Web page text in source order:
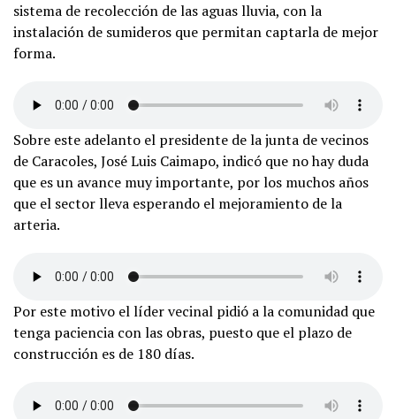
sistema de recolección de las aguas lluvia, con la
instalación de sumideros que permitan captarla de mejor
forma.
Sobre este adelanto el presidente de la junta de vecinos
de Caracoles, José Luis Caimapo, indicó que no hay duda
que es un avance muy importante, por los muchos años
que el sector lleva esperando el mejoramiento de la
arteria.
Por este motivo el líder vecinal pidió a la comunidad que
tenga paciencia con las obras, puesto que el plazo de
construcción es de 180 días.